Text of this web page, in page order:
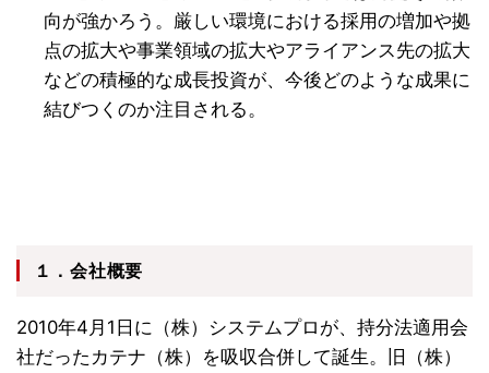
向が強かろう。厳しい環境における採用の増加や拠
点の拡大や事業領域の拡大やアライアンス先の拡大
などの積極的な成長投資が、今後どのような成果に
結びつくのか注目される。
１．会社概要
2010年4月1日に（株）システムプロが、持分法適用会
社だったカテナ（株）を吸収合併して誕生。旧（株）